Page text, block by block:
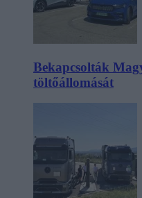
Bekapcsolták
töltőállomását